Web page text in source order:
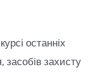
останніх
засобів захисту